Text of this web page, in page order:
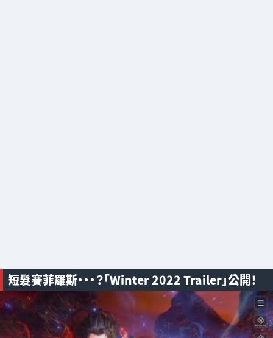
短髮賽菲羅斯・・・？「Winter 2022 Trailer」公開！